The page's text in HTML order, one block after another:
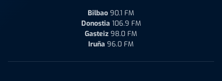
Bilbao 90.1 FM
Donostia 106.9 FM
Gasteiz 98.0 FM
Iruña 96.0 FM